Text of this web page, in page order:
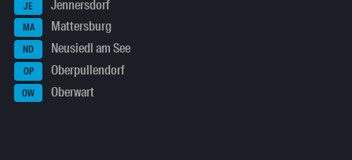
JE Jennersdorf
MA Mattersburg
ND Neusiedl am See
OP Oberpullendorf
OW Oberwart